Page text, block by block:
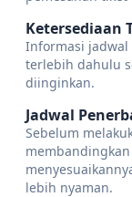
Ketersediaan
Informasi jadwal
terlebih dahulu
diinginkan.
Jadwal
Sebelum
lebih nyaman.